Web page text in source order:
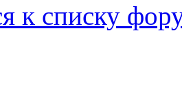
к списку